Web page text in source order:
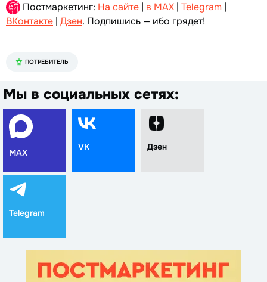
Постмаркетинг: На сайте | в MAX | Telegram |
ВКонтакте | Дзен. Подпишись — ибо грядет!
ПОТРЕБИТЕЛЬ
Мы в социальных сетях:
MAX
VK Дзен
Telegram